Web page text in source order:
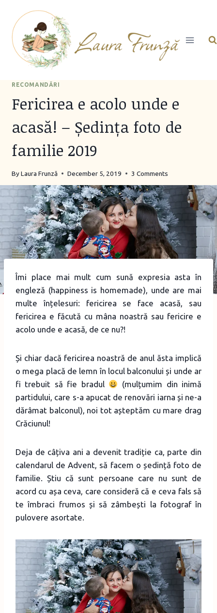
content
RECOMANDĂRI
Fericirea e acolo unde e
acasă! – Ședința foto de
familie 2019
ByLaura Frunză December 5, 2019 3 Comments
Îmi place mai mult cum sună expresia asta în
engleză (happiness is homemade), unde are mai
multe înțelesuri: fericirea se face acasă, sau
fericirea e făcută cu mâna noastră sau fericire e
acolo unde e acasă, de ce nu?!
Și chiar dacă fericirea noastră de anul ăsta implică
o mega placă de lemn în locul balconului și unde ar
fi trebuit să fie bradul
(mulțumim din inimă
partidului, care s-a apucat de renovări iarna și ne-a
dărâmat balconul), noi tot așteptăm cu mare drag
Crăciunul!
Deja de câțiva ani a devenit tradiție ca, parte din
calendarul de Advent, să facem o ședință foto de
familie. Știu că sunt persoane care nu sunt de
acord cu așa ceva, care consideră că e ceva fals să
te îmbraci frumos și să zâmbești la fotograf în
pulovere asortate.